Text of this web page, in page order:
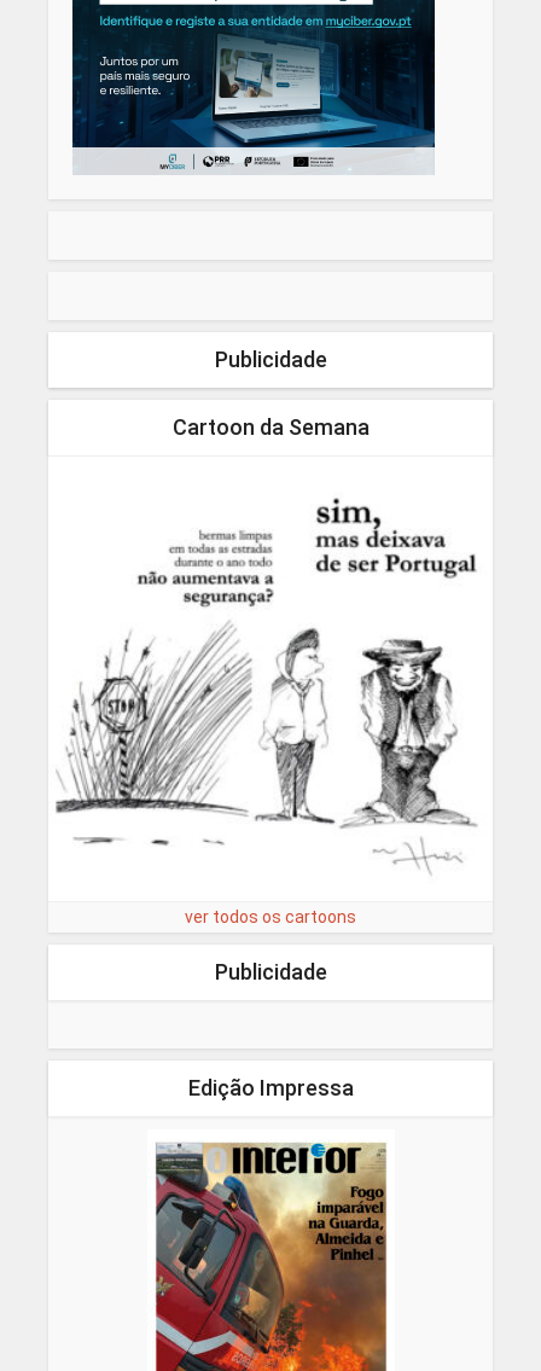
Publicidade
Cartoon da Semana
ver todos os cartoons
Publicidade
Edição Impressa